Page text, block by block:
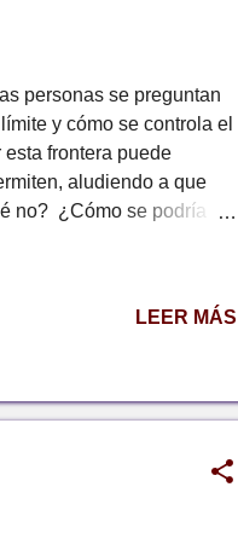
personas se preguntan
y cómo se controla el
frontera puede
aludiendo a que
se podría
En este sentido, el
LEER MÁS